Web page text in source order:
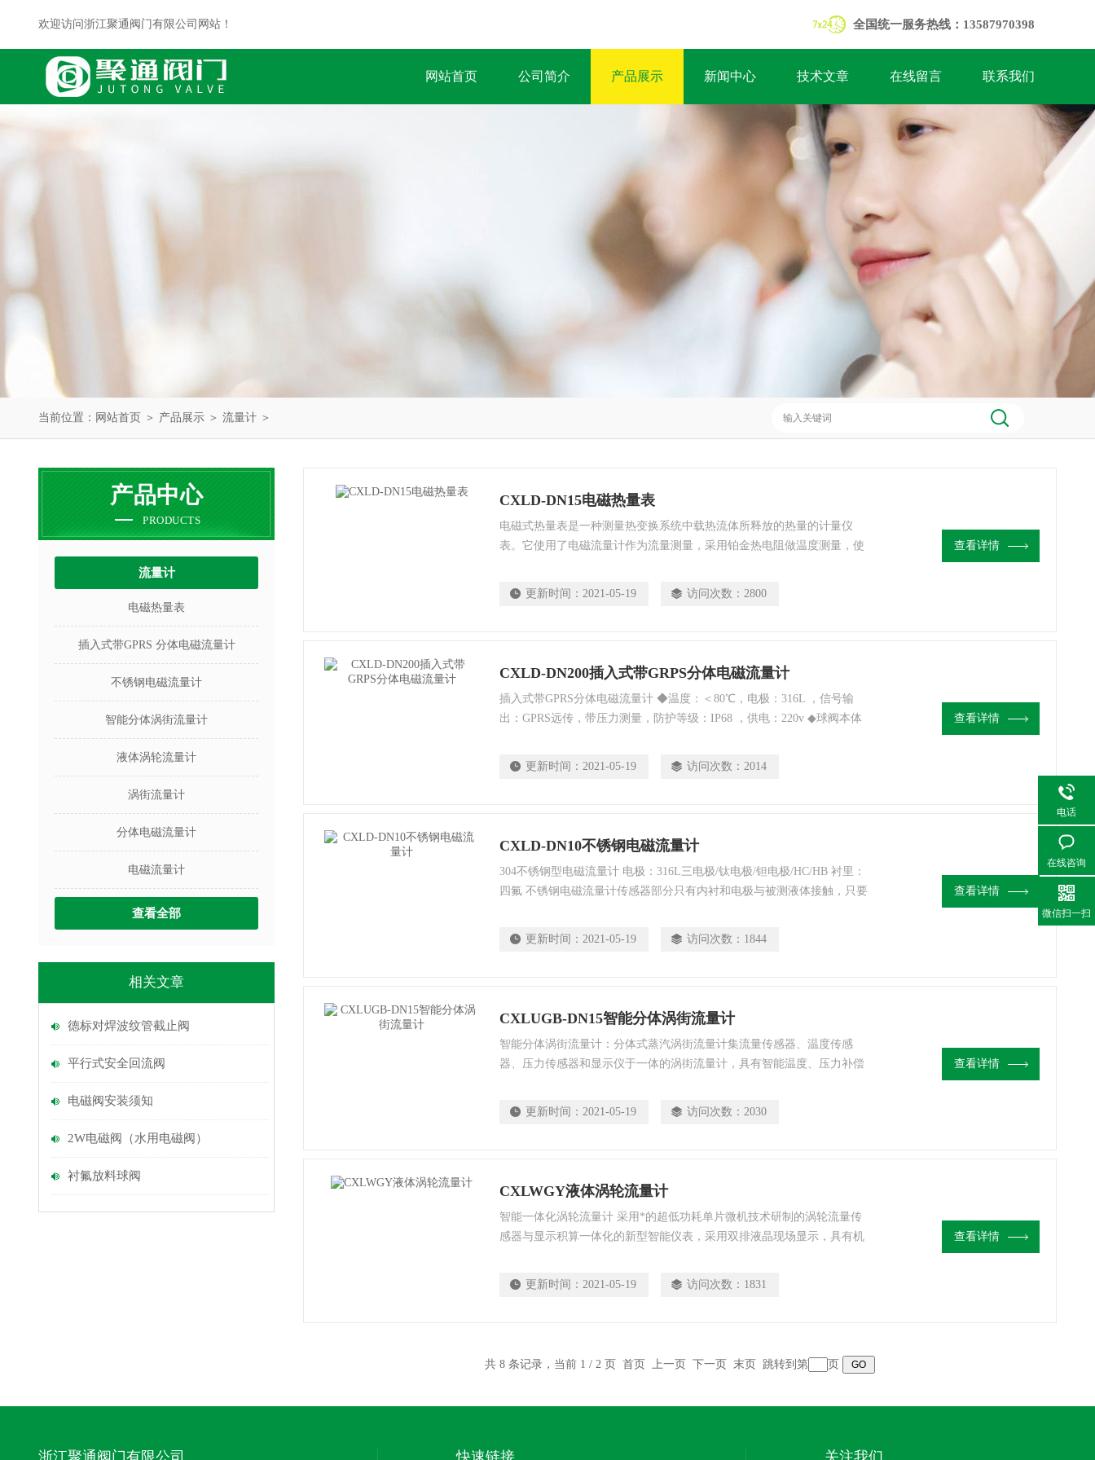
欢迎访问浙江聚通阀门有限公司网站！ 全国统一服务热线：13587970398
网站首页 公司简介 产品展示 新闻中心 技术文章 在线留言 联系我们
当前位置： 网站首页 ＞ 产品展示 ＞ 流量计 ＞
产品中心
PRODUCTS
流量计
电磁热量表
插入式带GPRS 分体电磁流量计
不锈钢电磁流量计
智能分体涡街流量计
液体涡轮流量计
涡街流量计
分体电磁流量计
电磁流量计
查看全部
相关文章
德标对焊波纹管截止阀
平行式安全回流阀
电磁阀安装须知
2W电磁阀（水用电磁阀）
衬氟放料球阀
CXLD-DN15电磁热量表
电磁式热量表是一种测量热变换系统中载热流体所释放的热量的计量仪
表。它使用了电磁流量计作为流量测量，采用铂金热电阻做温度测量，使
和企事业单位集中供热、供暖、空调等热量的计量。
更新时间： 2021-05-19 访问次数： 2800
查看详情
CXLD-DN200插入式带GRPS分体电磁流量计
插入式带GPRS分体电磁流量计 ◆温度：＜80℃，电极：316L ，信号输
出：GPRS远传，带压力测量，防护等级：IP68 ，供电：220v ◆球阀本体
更新时间： 2021-05-19 访问次数： 2014
查看详情
CXLD-DN10不锈钢电磁流量计
304不锈钢型电磁流量计 电极：316L三电极/钛电极/钽电极/HC/HB 衬里：
四氟 不锈钢电磁流量计传感器部分只有内衬和电极与被测液体接触，只要
更新时间： 2021-05-19 访问次数： 1844
查看详情
CXLUGB-DN15智能分体涡街流量计
智能分体涡街流量计：分体式蒸汽涡街流量计集流量传感器、温度传感
器、压力传感器和显示仪于一体的涡街流量计，具有智能温度、压力补偿
～20mADC输出或RS485通讯时采用）供电，就地液晶显示介质温度
更新时间： 2021-05-19 访问次数： 2030
查看详情
CXLWGY液体涡轮流量计
智能一体化涡轮流量计 采用*的超低功耗单片微机技术研制的涡轮流量传
感器与显示积算一体化的新型智能仪表，采用双排液晶现场显示，具有机
等明显优点。仪表具备仪表系数三点修正，智能补偿仪表系数非线性，并
更新时间： 2021-05-19 访问次数： 1831
查看详情
共 8 条记录，当前 1 / 2 页 首页 上一页 下一页 末页 跳转到第 页
浙江聚通阀门有限公司 快速链接 关注我们
电话
在线咨询
微信扫一扫